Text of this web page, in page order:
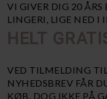
VI GIVER DIG 20 ÅRS
LINGERI, LIGE NED I
HELT
VED TILMELDING
NYHEDSBREV FÅR
KØB, DOG IKKE PÅ
Åbn